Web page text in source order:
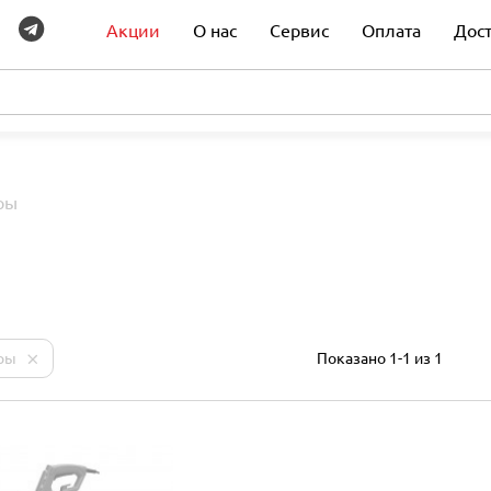
Акции О нас Сервис Оплата
Показано 1-1 из 1